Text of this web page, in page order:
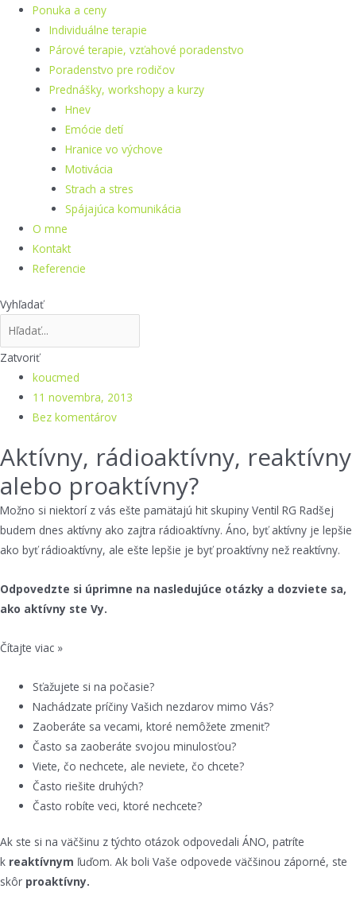
Ponuka a ceny
Individuálne terapie
Párové terapie, vzťahové poradenstvo
Poradenstvo pre rodičov
Prednášky, workshopy a kurzy
Hnev
Emócie detí
Hranice vo výchove
Motivácia
Strach a stres
Spájajúca komunikácia
O mne
Kontakt
Referencie
Vyhľadať
Zatvoriť
koucmed
11 novembra, 2013
Bez komentárov
Aktívny, rádioaktívny, reaktívny
alebo proaktívny?
Možno si niektorí z vás ešte pamätajú hit skupiny Ventil RG Radšej
budem dnes aktívny ako zajtra rádioaktívny. Áno, byť aktívny je lepšie
ako byť rádioaktívny, ale ešte lepšie je byť proaktívny než reaktívny.
Odpovedzte si úprimne na nasledujúce otázky a dozviete sa,
ako aktívny ste Vy.
Čítajte viac »
Sťažujete si na počasie?
Nachádzate príčiny Vašich nezdarov mimo Vás?
Zaoberáte sa vecami, ktoré nemôžete zmeniť?
Často sa zaoberáte svojou minulosťou?
Viete, čo nechcete, ale neviete, čo chcete?
Často riešite druhých?
Často robíte veci, ktoré nechcete?
Ak ste si na väčšinu z týchto otázok odpovedali ÁNO, patríte
k reaktívnym ľuďom. Ak boli Vaše odpovede väčšinou záporné, ste
skôr proaktívny.